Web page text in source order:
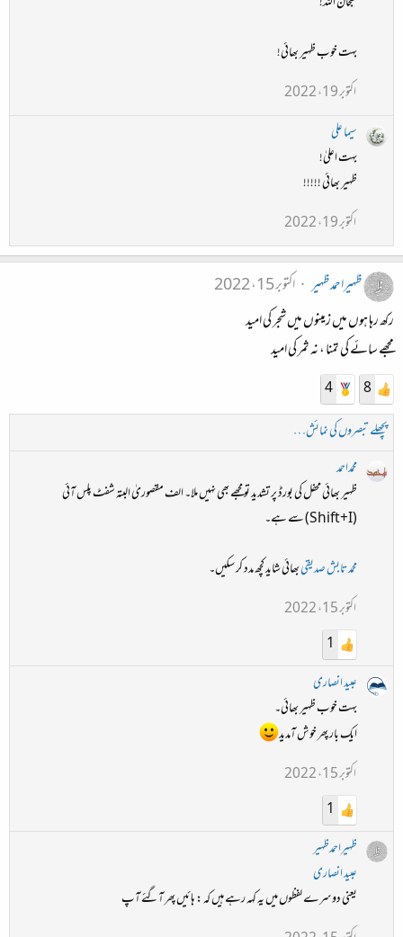
بہت خوب ظہیر بھائی!
اکتوبر 19، 2022
سیما علی
بہت اعلیٰ!
ظہیر بھائی !!!!!
اکتوبر 19، 2022
ظہیراحمدظہیر
اکتوبر 15، 2022
رکھ رہا ہوں میں زمینوں میں شجر کی امید
مجھے سائے کی تمنا ، نہ ثمر کی امید
8
4
پچھلے تبصروں کی نمائش…
محمداحمد
ظہیر بھائی محفل کی بورڈ پر تشدید تو مجھے بھی نہیں ملا۔ الف مقصوریٰ البتہ شفٹ پلس آئی
(Shift+I) سے ہے۔
محمد تابش صدیقیبھائی شاید کچھ مدد کر سکیں۔
اکتوبر 15، 2022
1
عبید انصاری
بہت خوب ظہیر بھائی۔
ایک بار پھر خوش آمدید
اکتوبر 15، 2022
1
ظہیراحمدظہیر
عبید انصاری
یعنی دوسرے لفظوں میں یہ کہہ رہے ہیں کہ : ہائیں پھر آگئے آپ